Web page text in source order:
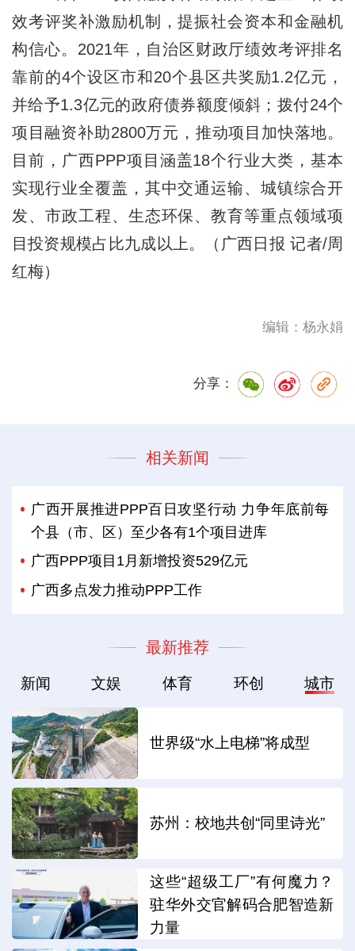
效考评奖补激励机制，提振社会资本和金融机
构信心。2021年，自治区财政厅绩效考评排名
靠前的4个设区市和20个县区共奖励1.2亿元，
并给予1.3亿元的政府债券额度倾斜；拨付24个
项目融资补助2800万元，推动项目加快落地。
目前，广西PPP项目涵盖18个行业大类，基本
实现行业全覆盖，其中交通运输、城镇综合开
发、市政工程、生态环保、教育等重点领域项
目投资规模占比九成以上。（广西日报 记者/周
红梅）
编辑：杨永娟
分享：
相关新闻
广西开展推进PPP百日攻坚行动 力争年底前每
个县（市、区）至少各有1个项目进库
广西PPP项目1月新增投资529亿元
广西多点发力推动PPP工作
最新推荐
新闻 文娱 体育 环创 城市
世界级“水上电梯”将成型
苏州：校地共创“同里诗光”
这些“超级工厂”有何魔力？
驻华外交官解码合肥智造新
力量